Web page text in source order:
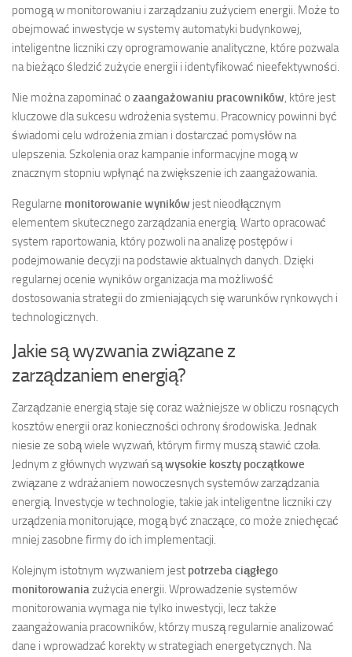
pomogą w monitorowaniu i zarządzaniu zużyciem energii. Może to
obejmować inwestycje w systemy automatyki budynkowej,
inteligentne liczniki czy oprogramowanie analityczne, które pozwala
na bieżąco śledzić zużycie energii i identyfikować nieefektywności.
Nie można zapominać o zaangażowaniu pracowników, które jest
kluczowe dla sukcesu wdrożenia systemu. Pracownicy powinni być
świadomi celu wdrożenia zmian i dostarczać pomysłów na
ulepszenia. Szkolenia oraz kampanie informacyjne mogą w
znacznym stopniu wpłynąć na zwiększenie ich zaangażowania.
Regularne monitorowanie wyników jest nieodłącznym
elementem skutecznego zarządzania energią. Warto opracować
system raportowania, który pozwoli na analizę postępów i
podejmowanie decyzji na podstawie aktualnych danych. Dzięki
regularnej ocenie wyników organizacja ma możliwość
dostosowania strategii do zmieniających się warunków rynkowych i
technologicznych.
Jakie są wyzwania związane z
zarządzaniem energią?
Zarządzanie energią staje się coraz ważniejsze w obliczu rosnących
kosztów energii oraz konieczności ochrony środowiska. Jednak
niesie ze sobą wiele wyzwań, którym firmy muszą stawić czoła.
Jednym z głównych wyzwań sąwysokie koszty początkowe
związane z wdrażaniem nowoczesnych systemów zarządzania
energią. Investycje w technologie, takie jak inteligentne liczniki czy
urządzenia monitorujące, mogą być znaczące, co może zniechęcać
mniej zasobne firmy do ich implementacji.
Kolejnym istotnym wyzwaniem jest potrzeba ciągłego
monitorowaniazużycia energii. Wprowadzenie systemów
monitorowania wymaga nie tylko inwestycji, lecz także
zaangażowania pracowników, którzy muszą regularnie analizować
dane i wprowadzać korekty w strategiach energetycznych. Na